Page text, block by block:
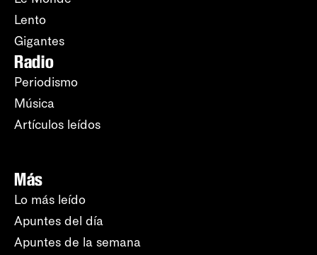
Lento
Gigantes
Radio
Periodismo
Música
Artículos leídos
Más
Lo más leído
Apuntes del día
Apuntes de la semana